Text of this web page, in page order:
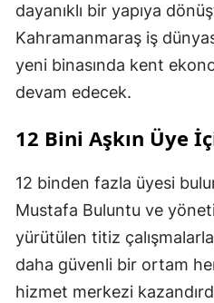
dayanıklı bir yapıya
Kahramanmaraş iş
yeni binasında kent
devam edecek.
12 Bini Aşkın Üye
12 binden fazla üyesi
Mustafa Buluntu ve
yürütülen titiz
daha güvenli bir ortam
hizmet merkezi